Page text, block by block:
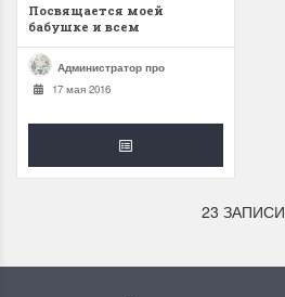
Посвящается моей
бабушке и всем
Администратор про
17 мая 2016
23 ЗАПИСИ